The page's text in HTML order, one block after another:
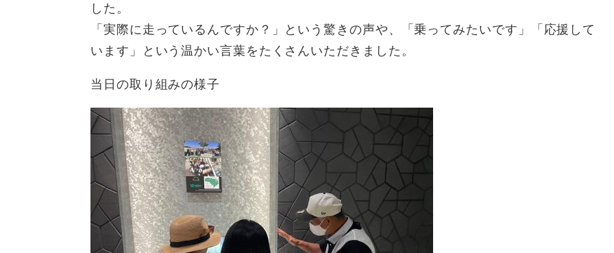
ひ
く
ー
ひ
く
の
ニ
ー
を
ひ
ら
く
業
の
メ
ュ
を
ひ
ら
く
情
報
の
ニ
ー
を
ひ
ら
く
した。
「実際に走っているんですか？」という驚きの声や、「乗ってみたいです」「応援して
います」という温かい言葉をたくさんいただきました。
当日の取り組みの様子